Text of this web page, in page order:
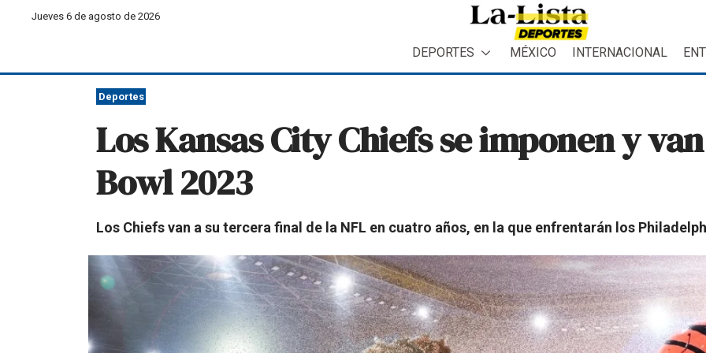
Jueves 6 de agosto de 2026
DEPORTES MÉXICO INTERNACIONAL
Deportes
Los Kansas City Chiefs se imponen y
Bowl 2023
Los Chiefs van a su tercera final de la NFL en cuatro años, en la que enfrentarán los